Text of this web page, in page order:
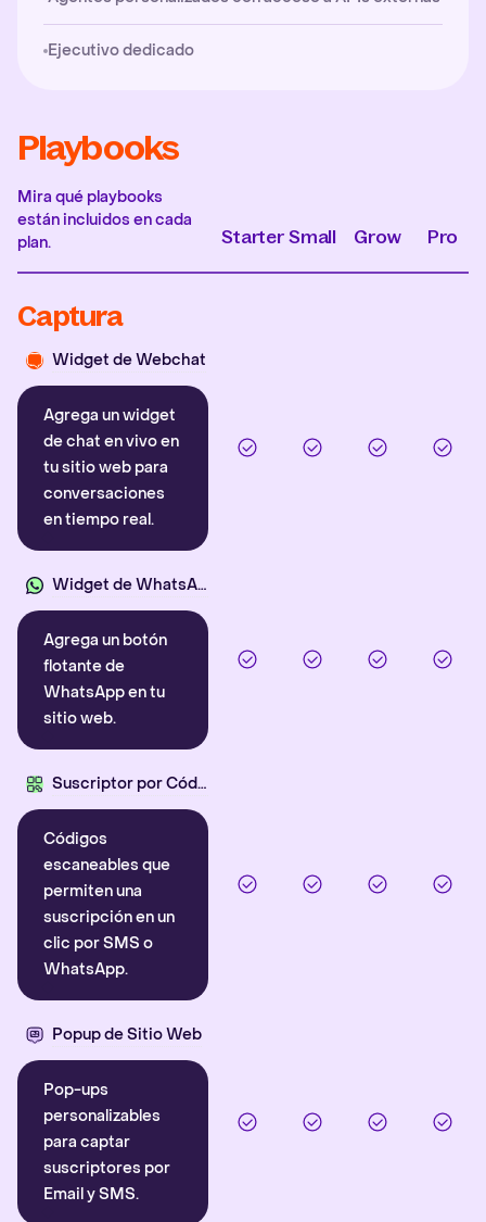
Ejecutivo dedicado
Playbooks
Mira qué playbooks
están incluidos en cada
plan.
Starter Small Grow Pro
Captura
Widget de Webchat
Agrega un widget
de chat en vivo en
tu sitio web para
conversaciones
en tiempo real.
Widget de WhatsApp
Agrega un botón
flotante de
WhatsApp en tu
sitio web.
Suscriptor por Código QR
Códigos
escaneables que
permiten una
suscripción en un
clic por SMS o
WhatsApp.
Popup de Sitio Web
Pop-ups
personalizables
para captar
suscriptores por
Email y SMS.